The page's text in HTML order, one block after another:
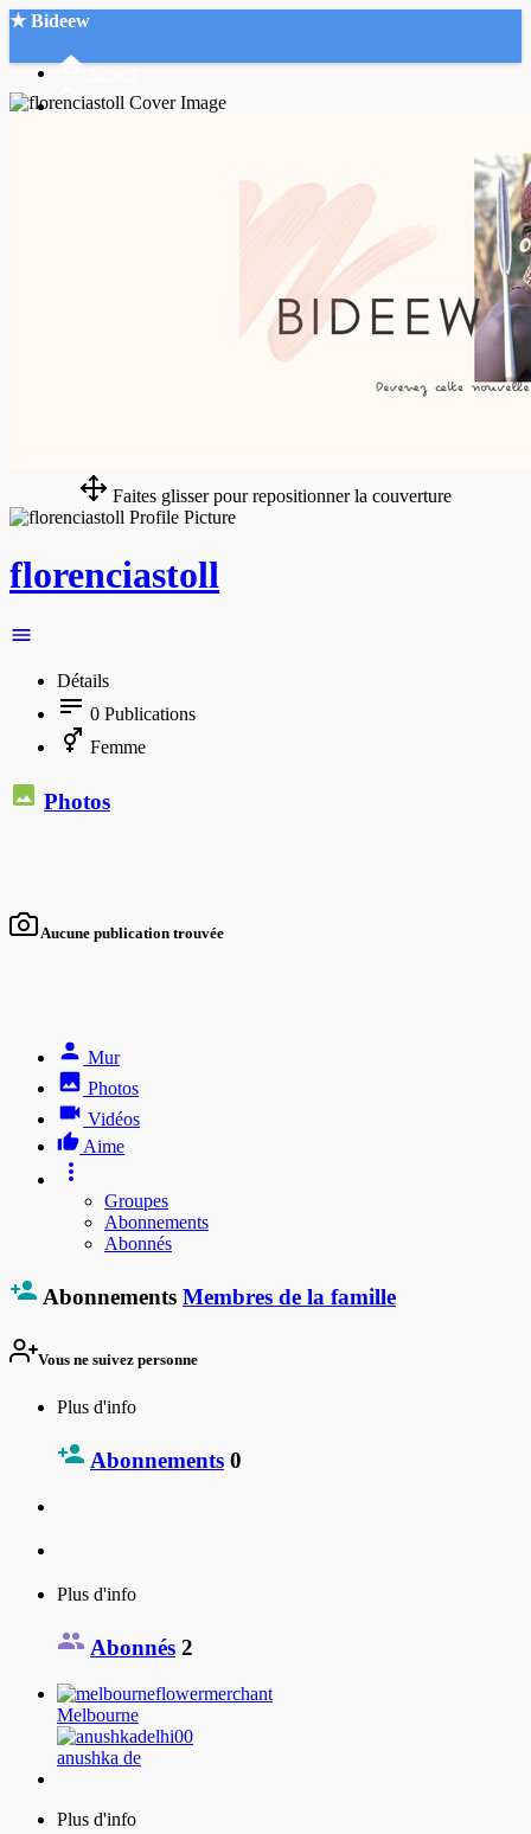
★ Bideew
Faites glisser pour repositionner la couverture
florenciastoll
Détails
0 Publications
Femme
Photos
Aucune publication trouvée
Mur
Photos
Vidéos
Aime
Groupes
Abonnements
Abonnés
Abonnements Membres de la famille
Vous ne suivez personne
Plus d'info
Abonnements 0
Plus d'info
Abonnés 2
Melbourne
anushka de
Plus d'info